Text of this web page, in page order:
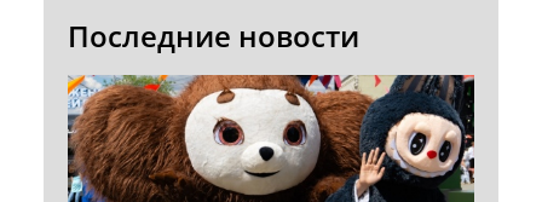
Последние новости